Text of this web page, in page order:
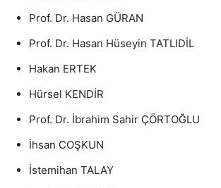
Prof. Dr. Hasan GÜRAN
Prof. Dr. Hasan Hüseyin TATLIDİL
Hakan ERTEK
Hürsel KENDİR
Prof. Dr. İbrahim Sahir ÇÖRTOĞLU
İhsan COŞKUN
İstemihan TALAY